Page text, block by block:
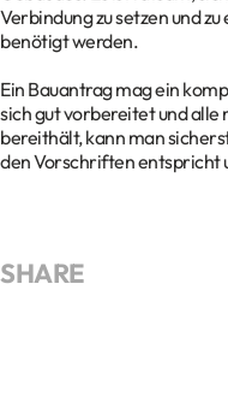
Verbindung zu setzen und
benötigt werden.
Ein Bauantrag mag ein
sich gut vorbereitet und
bereithält, kann man
den Vorschriften entspricht
SHARE